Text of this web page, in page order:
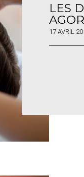
LES
17 AVRIL